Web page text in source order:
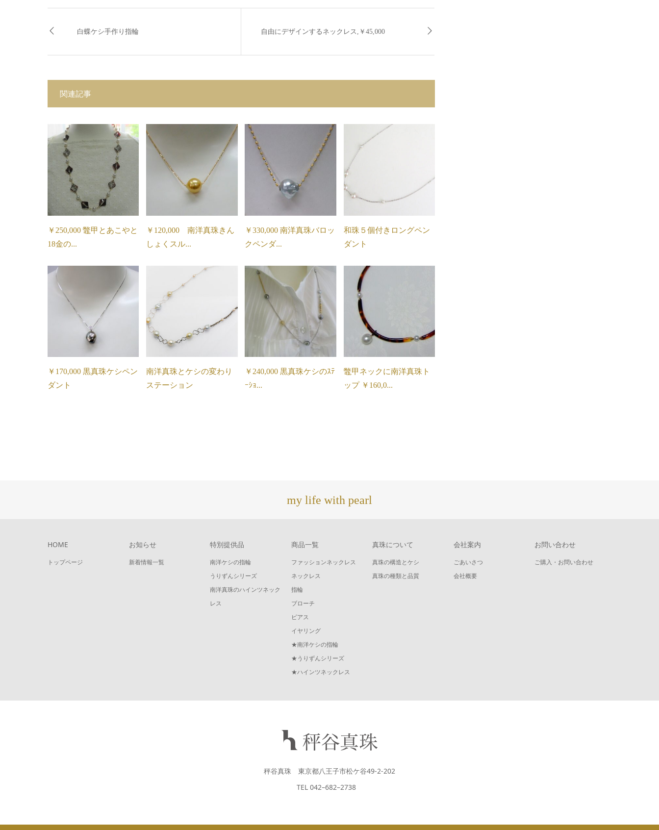
白蝶ケシ手作り指輪 自由にデザインするネックレス,￥45,000
関連記事
￥250,000 鼈甲とあこやと
18金の...
￥120,000 南洋真珠きん
しょくスル...
￥330,000 南洋真珠バロッ
クペンダ...
和珠５個付きロングペン
ダント
￥170,000 黒真珠ケシペン
ダント
南洋真珠とケシの変わり
ステーション
￥240,000 黒真珠ケシのｽﾃ
ｰｼｮ...
鼈甲ネックに南洋真珠ト
ップ ￥160,0...
my life with pearl
HOME
トップページ
お知らせ
新着情報一覧
特別提供品
南洋ケシの指輪
うりずんシリーズ
南洋真珠のハインツネック
レス
商品一覧
ファッションネックレス
ネックレス
指輪
ブローチ
ピアス
イヤリング
★南洋ケシの指輪
★うりずんシリーズ
★ハインツネックレス
真珠について
真珠の構造とケシ
真珠の種類と品質
会社案内
ごあいさつ
会社概要
お問い合わせ
ご購入・お問い合わせ
秤谷真珠 東京都八王子市松ケ谷49-2-202
TEL 042–682–2738